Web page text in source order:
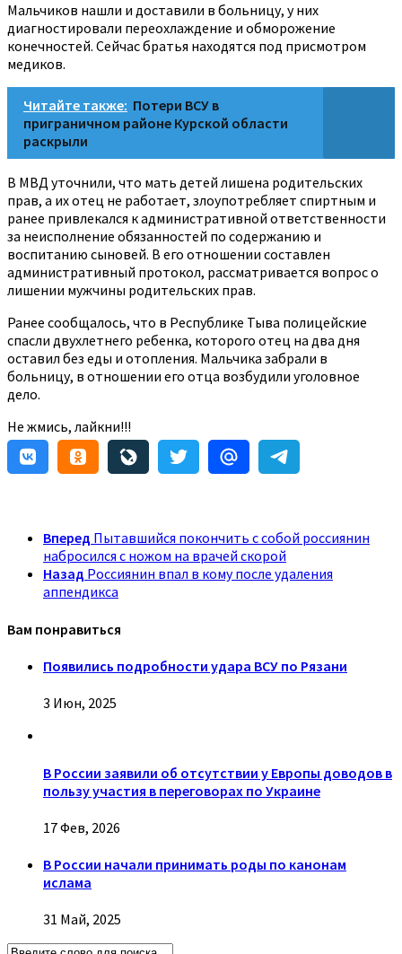
Мальчиков нашли и доставили в больницу, у них
диагностировали переохлаждение и обморожение
конечностей. Сейчас братья находятся под присмотром
медиков.
Читайте также: Потери ВСУ в
приграничном районе Курской области
раскрыли
В МВД уточнили, что мать детей лишена родительских
прав, а их отец не работает, злоупотребляет спиртным и
ранее привлекался к административной ответственности
за неисполнение обязанностей по содержанию и
воспитанию сыновей. В его отношении составлен
административный протокол, рассматривается вопрос о
лишении мужчины родительских прав.
Ранее сообщалось, что в Республике Тыва полицейские
спасли двухлетнего ребенка, которого отец на два дня
оставил без еды и отопления. Мальчика забрали в
больницу, в отношении его отца возбудили уголовное
дело.
Не жмись, лайкни!!!
Вперед Пытавшийся покончить с собой россиянин
набросился с ножом на врачей скорой
Назад Россиянин впал в кому после удаления
аппендикса
Вам понравиться
Появились подробности удара ВСУ по Рязани
3 Июн, 2025
В России заявили об отсутствии у Европы доводов в
пользу участия в переговорах по Украине
17 Фев, 2026
В России начали принимать роды по канонам
ислама
31 Май, 2025